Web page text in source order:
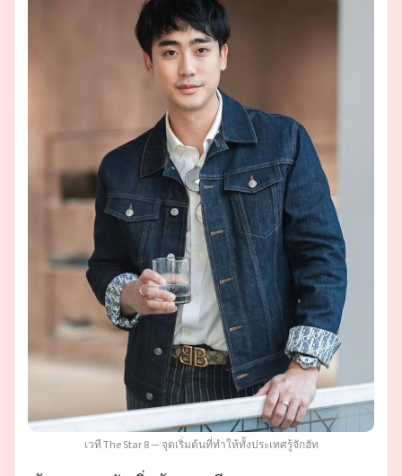
เวที The Star 8 — จุดเริ่มต้นที่ทำให้ทั้งประเทศรู้จักฮัท